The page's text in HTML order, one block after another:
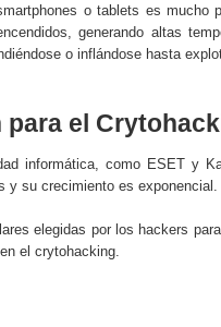
o tablets es mucho
generando altas
o inflándose hasta
el
informática, como ESET y
su crecimiento es exponencial.
elegidas por los hackers
el crytohacking.